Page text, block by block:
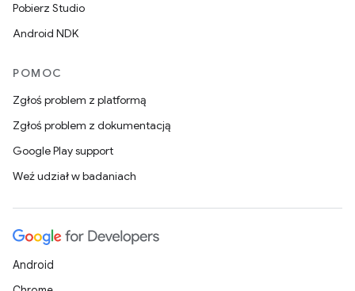
Pobierz Studio
Android NDK
POMOC
Zgłoś problem z platformą
Zgłoś problem z dokumentacją
Google Play support
Weź udział w badaniach
Android